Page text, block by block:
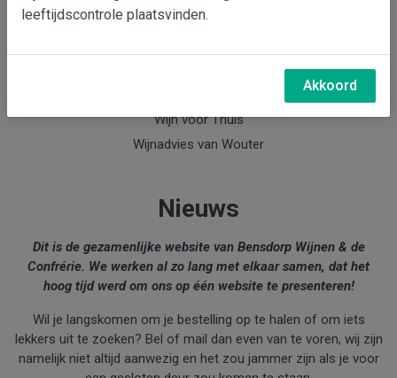
Over Wouter Bensdorp & Bensdorp Wijnen
Wijn voor Thuis
Wijnadvies van Wouter
Nieuws
Dit is de gezamenlijke website van Bensdorp Wijnen & de
Confrérie. We werken al zo lang met elkaar samen, dat het
hoog tijd werd om ons op één website te presenteren!
Wil je langskomen om je bestelling op te halen of om iets
lekkers uit te zoeken? Bel of mail dan even van te voren, wij zijn
namelijk niet altijd aanwezig en het zou jammer zijn als je voor
leeftijdscontrole plaatsvinden.
Akkoord